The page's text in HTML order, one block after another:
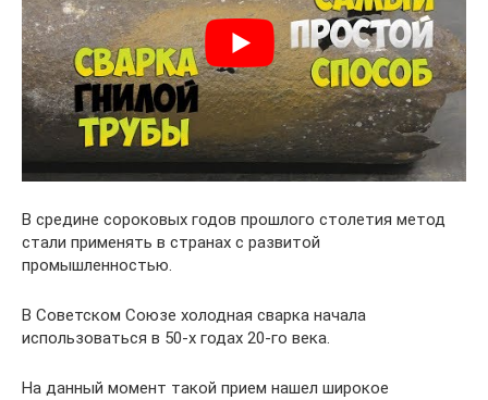
В средине сороковых годов прошлого столетия метод
стали применять в странах с развитой
промышленностью.
В Советском Союзе холодная сварка начала
использоваться в 50-х годах 20-го века.
На данный момент такой прием нашел широкое